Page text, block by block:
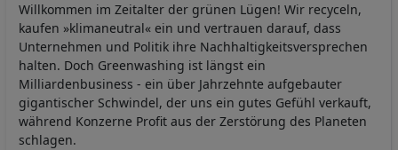
Willkommen im Zeitalter der grünen Lügen! Wir recyceln,
kaufen »klimaneutral« ein und vertrauen darauf, dass
Unternehmen und Politik ihre Nachhaltigkeitsversprechen
halten. Doch Greenwashing ist längst ein
Milliardenbusiness - ein über Jahrzehnte aufgebauter
gigantischer Schwindel, der uns ein gutes Gefühl verkauft,
während Konzerne Profit aus der Zerstörung des Planeten
schlagen.